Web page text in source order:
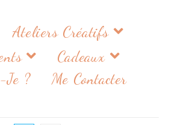
Ateliers Créatifs
Cadeaux
Je ?
Me Contacter